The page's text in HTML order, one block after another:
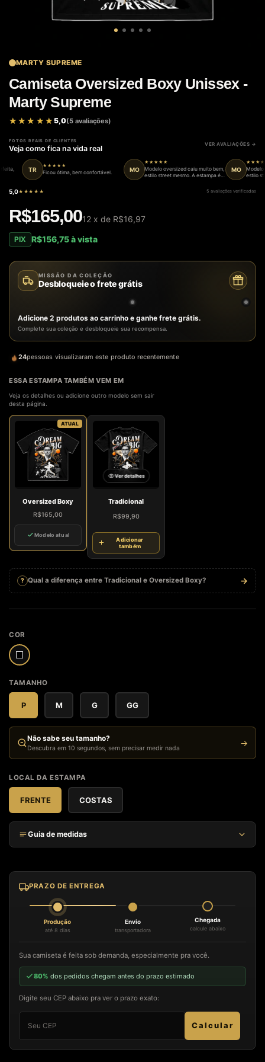
MARTY SUPREME
Camiseta Oversized Boxy Unissex -
Marty Supreme
★★★★★
★★★★★ 5,0(5 avaliações)
FOTOS REAIS DE CLIENTES
Veja como fica na vida real VER AVALIAÇÕES
TR
★★★★★
Ficou ótima, bem confortável. MO
★★★★★
Modelo oversized caiu muito bem,
estilo street mesmo. A estampa é
maneira. Tecido de boa qualidade.
MO
★★★★★
Modelo
estilo
maneira.
5,0★★★★★ 5 avaliações verificadas
R$165,0012 x de R$16,97
PIX R$156,75 à vista
MISSÃO DA COLEÇÃO
Desbloqueie o frete grátis
Adicione 2 produtos ao carrinho e ganhe frete grátis.
Complete sua coleção e desbloqueie sua recompensa.
24pessoas visualizaram este produto recentemente
ESSA ESTAMPA TAMBÉM VEM EM
Veja os detalhes ou adicione outro modelo sem sair
desta página.
ATUAL
Oversized Boxy
R$165,00
Modelo atual
Ver detalhes
Tradicional
R$99,90
Adicionar
também
? Qual a diferença entre Tradicional e Oversized Boxy? →
COR
TAMANHO
P M G GG
Não sabe seu tamanho?
Descubra em 10 segundos, sem precisar medir nada
→
LOCAL DA ESTAMPA
FRENTE COSTAS
Guia de medidas
P 59 65 20
M 61
63
65 72
Mangas medidas do ombro até o final da manga.
PRAZO DE ENTREGA
Produção
até 8 dias
Envio
transportadora
Chegada
calcule abaixo
Sua camiseta é feita sob demanda, especialmente pra você.
80% dos pedidos chegam antes do prazo estimado
Digite seu CEP abaixo pra ver o prazo exato:
Calcular